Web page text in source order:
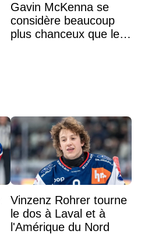
Gavin McKenna se
considère beaucoup
plus chanceux que les
Vinzenz Rohrer tourne
le dos à Laval et à
l'Amérique du Nord